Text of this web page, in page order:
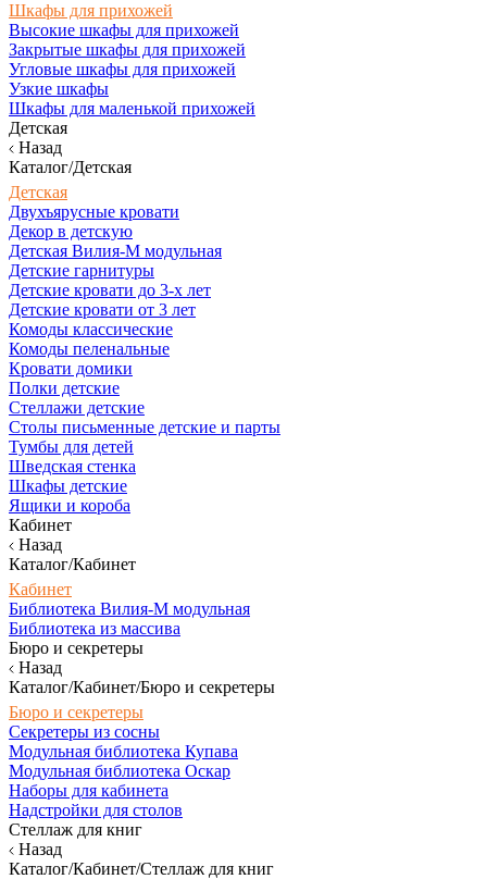
Шкафы для прихожей
Высокие шкафы для прихожей
Закрытые шкафы для прихожей
Угловые шкафы для прихожей
Узкие шкафы
Шкафы для маленькой прихожей
Детская
Назад
Каталог/Детская
Детская
Двухъярусные кровати
Декор в детскую
Детская Вилия-М модульная
Детские гарнитуры
Детские кровати до 3-х лет
Детские кровати от 3 лет
Комоды классические
Комоды пеленальные
Кровати домики
Полки детские
Стеллажи детские
Столы письменные детские и парты
Тумбы для детей
Шведская стенка
Шкафы детские
Ящики и короба
Кабинет
Назад
Каталог/Кабинет
Кабинет
Библиотека Вилия-М модульная
Библиотека из массива
Бюро и секретеры
Назад
Каталог/Кабинет/Бюро и секретеры
Бюро и секретеры
Секретеры из сосны
Модульная библиотека Купава
Модульная библиотека Оскар
Наборы для кабинета
Надстройки для столов
Стеллаж для книг
Назад
Каталог/Кабинет/Стеллаж для книг